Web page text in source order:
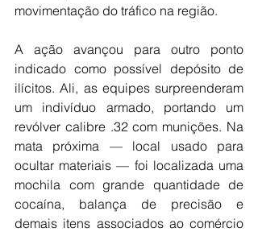
movimentação do tráfico na região.
A ação avançou para outro ponto
indicado como possível depósito de
ilícitos. Ali, as equipes surpreenderam
um indivíduo armado, portando um
revólver calibre .32 com munições. Na
mata próxima — local usado para
ocultar materiais — foi localizada uma
mochila com grande quantidade de
cocaína, balança de precisão e
demais itens associados ao comércio